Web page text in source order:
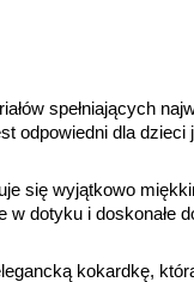
spełniających
odpowiedni dla dzieci
się wyjątkowo
w dotyku i doskonałe
kokardkę,